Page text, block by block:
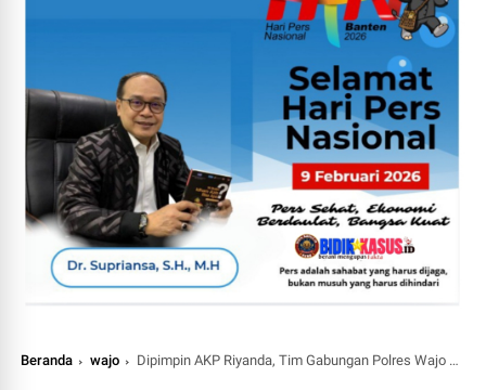
Beranda wajo Dipimpin AKP Riyanda, Tim Gabungan Polres Wajo Sita 55 Motor Balap Liar